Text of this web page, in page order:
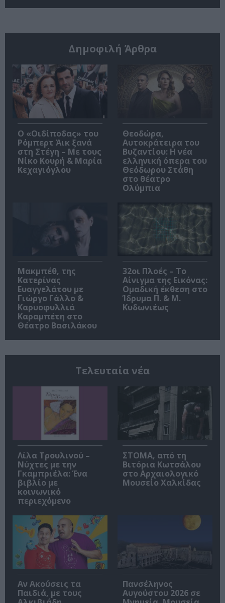
Δημοφιλή Άρθρα
O «Οιδίποδας» του
Ρόμπερτ Άικ ξανά
στη Στέγη – Με τους
Νίκο Κουρή & Μαρία
Κεχαγιόγλου
Θεοδώρα,
Αυτοκράτειρα του
Βυζαντίου: Η νέα
ελληνική όπερα του
Θεόδωρου Στάθη
στο θέατρο
Ολύμπια
Μακμπέθ, της
Κατερίνας
Ευαγγελάτου με
Γιώργο Γάλλο &
Καρυοφυλλιά
Καραμπέτη στο
Θέατρο Βασιλάκου
32οι Πλοές – Το
Αίνιγμα της Εικόνας:
Ομαδική έκθεση στο
Ίδρυμα Π. & Μ.
Κυδωνιέως
Τελευταία νέα
Λίλα Τρουλινού –
Νύχτες με την
Γκαμπριέλα: Ένα
βιβλίο με
κοινωνικό
περιεχόμενο
ΣΤΟΜΑ, από τη
Βιτόρια Κωτσάλου
στο Αρχαιολογικό
Μουσείο Χαλκίδας
Αν Ακούσεις τα
Παιδιά, με τους
Πανσέληνος
Αυγούστου 2026 σε